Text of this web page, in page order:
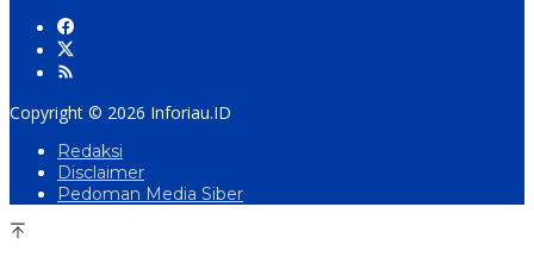
Copyright © 2026 Inforiau.ID
Redaksi
Disclaimer
Pedoman Media Siber